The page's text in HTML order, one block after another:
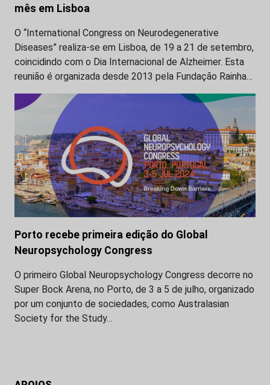
mês em Lisboa
O “International Congress on Neurodegenerative
Diseases” realiza-se em Lisboa, de 19 a 21 de setembro,
coincidindo com o Dia Internacional de Alzheimer. Esta
reunião é organizada desde 2013 pela Fundação Rainha…
Porto recebe primeira edição do Global
Neuropsychology Congress
O primeiro Global Neuropsychology Congress decorre no
Super Bock Arena, no Porto, de 3 a 5 de julho, organizado
por um conjunto de sociedades, como Australasian
Society for the Study…